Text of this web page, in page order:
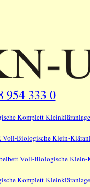
954 333 0
Komplett
Voll-Biologische Klein-
Voll-Biologische Klein-
Komplett